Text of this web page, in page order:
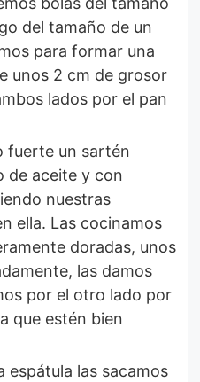
del tamaño de un
para formar una
unos 2 cm de grosor
lados por el pan
fuerte un sartén
de aceite y con
nuestras
ella. Las cocinamos
doradas, unos
las damos
por el otro lado por
que estén bien
espátula las sacamos